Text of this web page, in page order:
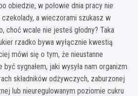
obiedzie, w połowie dnia pracy nie
a wieczorami szukasz w
choć wcale nie jesteś głodny? Taka
rzadko bywa wyłącznie kwestią
mówi się o tym, że nieustanne
być sygnałem, jaki wysyła nam organizm
składników odżywczych, zaburzonej
lub nieuregulowanym poziomie cukru